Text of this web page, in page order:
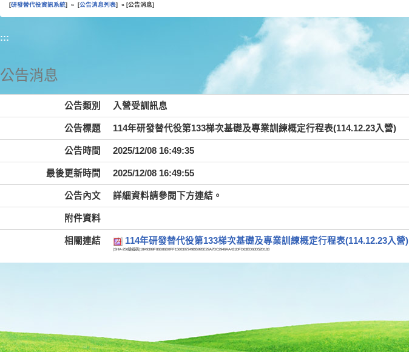
[研發替代役資訊系統] » [公告消息列表] » [公告消息]
:::
公告消息
公告類別 入營受訓訊息
公告標題 114年研發替代役第133梯次基礎及專業訓練概定行程表(114.12.23入營)
公告時間 2025/12/08 16:49:35
最後更新時間 2025/12/08 16:49:55
公告內文 詳細資料請參閱下方連結。
附件資料
相關連結 114年研發替代役第133梯次基礎及專業訓練概定行程表(114.12.23入營)
(SHA-256驗證碼)18A9399F86B86B0FF1560307249BB995E29A7DC2946AA431DFD63ED60D52D183